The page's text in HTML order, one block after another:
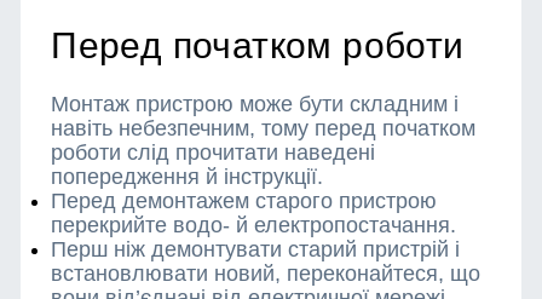
Перед початком роботи
Монтаж пристрою може бути складним і
навіть небезпечним, тому перед початком
роботи слід прочитати наведені
попередження й інструкції.
Перед демонтажем старого пристрою
перекрийте водо- й електропостачання.
Перш ніж демонтувати старий пристрій і
встановлювати новий, переконайтеся, що